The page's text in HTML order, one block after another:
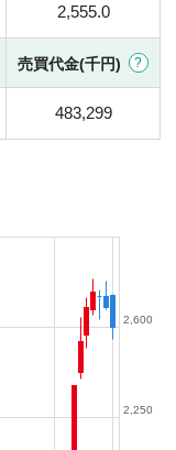
2,555.0
売買代金(千円)
483,299
2,250
2,600